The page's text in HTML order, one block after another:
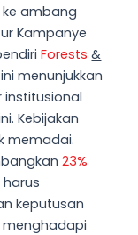
ambang
Kampanye
Forests&
menunjukkan
Kebijakan
memadai.
23%
keputusan
menghadapi